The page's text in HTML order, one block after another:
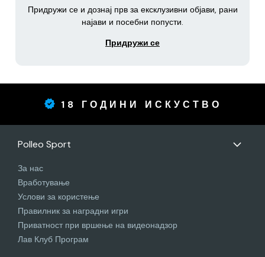
Придружи се и дознај прв за ексклузивни објави, рани
најави и посебни попусти.
Придружи се
18 ГОДИНИ ИСКУСТВО
Polleo Sport
За нас
Вработување
Услови за користење
Правилник за наградни игри
Приватност при вршење на видеонадзор
Лав Клуб Програм